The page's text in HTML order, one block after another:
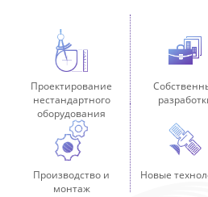
Проектирование
нестандартного
оборудования
Производство и
монтаж
Новые